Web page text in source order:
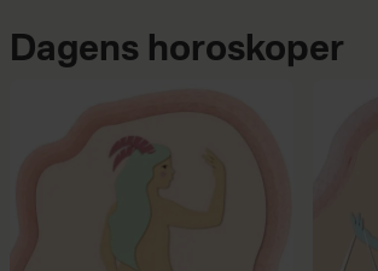
Dagens horoskoper